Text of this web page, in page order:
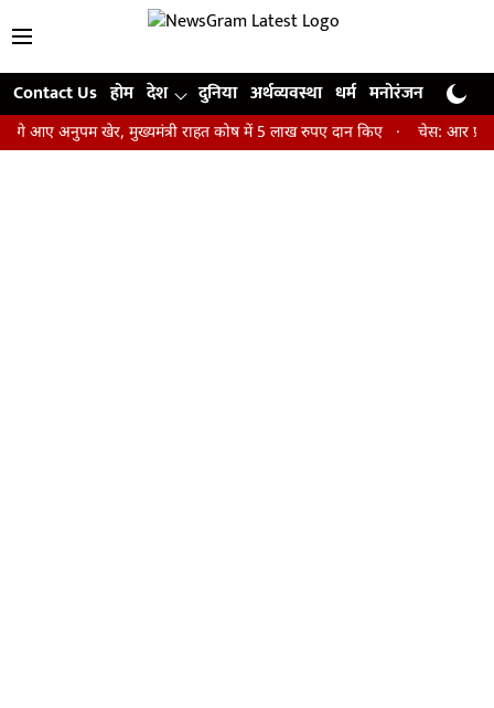
Contact Us होम देश दुनिया अर्थव्यवस्था धर्म मनोरंजन खेल
आए अनुपम खेर, मुख्यमंत्री राहत कोष में 5 लाख रुपए दान किए चेस: आर